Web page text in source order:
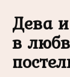
Дева
в